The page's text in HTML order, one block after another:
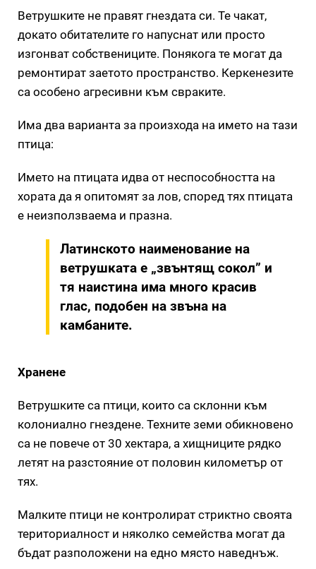
Ветрушките не правят гнездата си. Те чакат,
докато обитателите го напуснат или просто
изгонват собствениците. Понякога те могат да
ремонтират заетото пространство. Керкенезите
са особено агресивни към свраките.
Има два варианта за произхода на името на тази
птица:
Името на птицата идва от неспособността на
хората да я опитомят за лов, според тях птицата
е неизползваема и празна.
Латинското наименование на
ветрушката е „звънтящ сокол” и
тя наистина има много красив
глас, подобен на звъна на
камбаните.
Хранене
Ветрушките са птици, които са склонни към
колониално гнездене. Техните земи обикновено
са не повече от 30 хектара, а хищниците рядко
летят на разстояние от половин километър от
тях.
Малките птици не контролират стриктно своята
териториалност и няколко семейства могат да
бъдат разположени на едно място наведнъж.